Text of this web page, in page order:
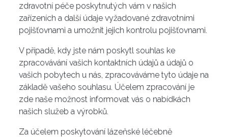
zdravotní péče poskytnutých vám v našich
zařízeních a další údaje vyžadované zdravotními
pojišťovnami a umožnit jejich kontrolu pojišťovnami.
V případě, kdy jste nám poskytl souhlas ke
zpracovávání vašich kontaktních údajů a údajů o
vašich pobytech u nás, zpracováváme tyto údaje na
základě vašeho souhlasu. Účelem zpracování je
zde naše možnost informovat vás o nabídkách
našich služeb a výrobků.
Za účelem poskytování lázeňské léčebně